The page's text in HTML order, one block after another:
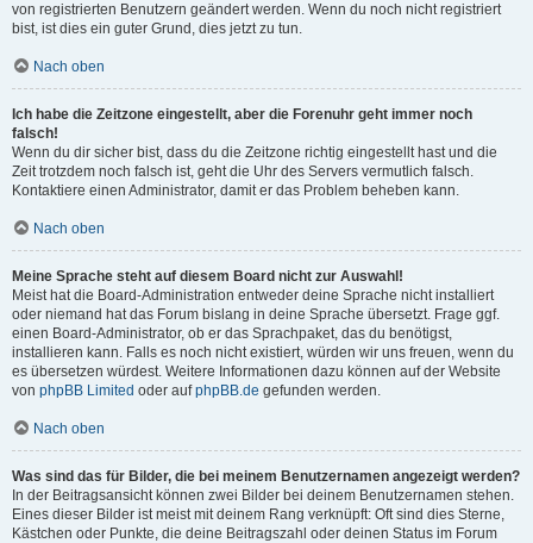
von registrierten Benutzern geändert werden. Wenn du noch nicht registriert
bist, ist dies ein guter Grund, dies jetzt zu tun.
Nach oben
Ich habe die Zeitzone eingestellt, aber die Forenuhr geht immer noch
falsch!
Wenn du dir sicher bist, dass du die Zeitzone richtig eingestellt hast und die
Zeit trotzdem noch falsch ist, geht die Uhr des Servers vermutlich falsch.
Kontaktiere einen Administrator, damit er das Problem beheben kann.
Nach oben
Meine Sprache steht auf diesem Board nicht zur Auswahl!
Meist hat die Board-Administration entweder deine Sprache nicht installiert
oder niemand hat das Forum bislang in deine Sprache übersetzt. Frage ggf.
einen Board-Administrator, ob er das Sprachpaket, das du benötigst,
installieren kann. Falls es noch nicht existiert, würden wir uns freuen, wenn du
es übersetzen würdest. Weitere Informationen dazu können auf der Website
von phpBB Limited oder aufphpBB.de gefunden werden.
Nach oben
Was sind das für Bilder, die bei meinem Benutzernamen angezeigt werden?
In der Beitragsansicht können zwei Bilder bei deinem Benutzernamen stehen.
Eines dieser Bilder ist meist mit deinem Rang verknüpft: Oft sind dies Sterne,
Kästchen oder Punkte, die deine Beitragszahl oder deinen Status im Forum